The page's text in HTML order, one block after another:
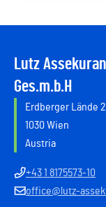
Lutz
Ges.m.b.H
Erdberger Lände
1030 Wien
Austria
+43 1 8175573-10
office@lutz-